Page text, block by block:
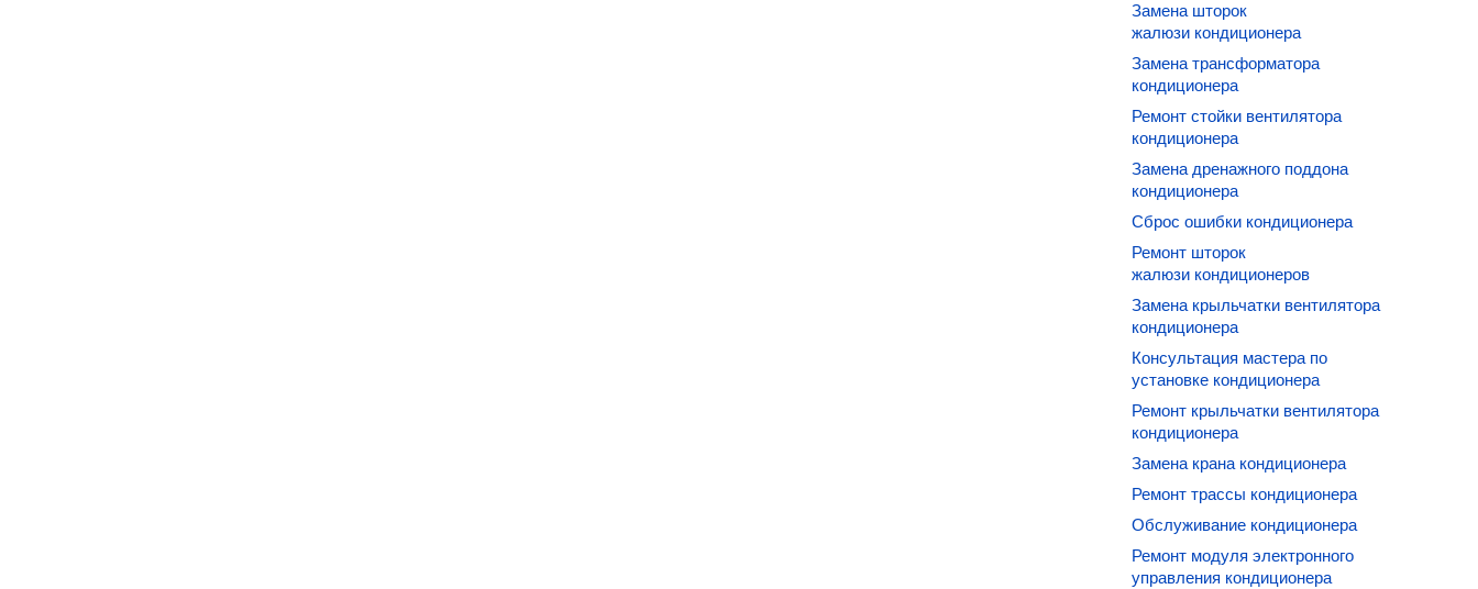
Замена шторок
жалюзи кондиционера
Замена трансформатора
кондиционера
Ремонт стойки вентилятора
кондиционера
Замена дренажного поддона
кондиционера
Сброс ошибки кондиционера
Ремонт шторок
жалюзи кондиционеров
Замена крыльчатки вентилятора
кондиционера
Консультация мастера по
установке кондиционера
Ремонт крыльчатки вентилятора
кондиционера
Замена крана кондиционера
Ремонт трассы кондиционера
Обслуживание кондиционера
Ремонт модуля электронного
управления кондиционера